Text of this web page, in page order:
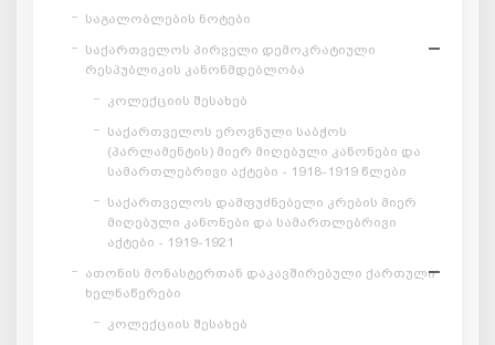
საგალობლების ნოტები
საქართველოს პირველი დემოკრატიული
რესპუბლიკის კანონმდებლობა
კოლექციის შესახებ
საქართველოს ეროვნული საბჭოს
(პარლამენტის) მიერ მიღებული კანონები და
სამართლებრივი აქტები - 1918-1919 წლები
საქართველოს დამფუძნებელი კრების მიერ
მიღებული კანონები და სამართლებრივი
აქტები - 1919-1921
ათონის მონასტერთან დაკავშირებული ქართული
ხელნაწერები
კოლექციის შესახებ